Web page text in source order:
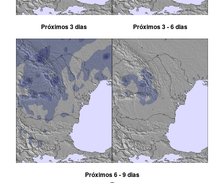
Próximos 3 dias Próximos 3 - 6 dias
Próximos 6 - 9 dias